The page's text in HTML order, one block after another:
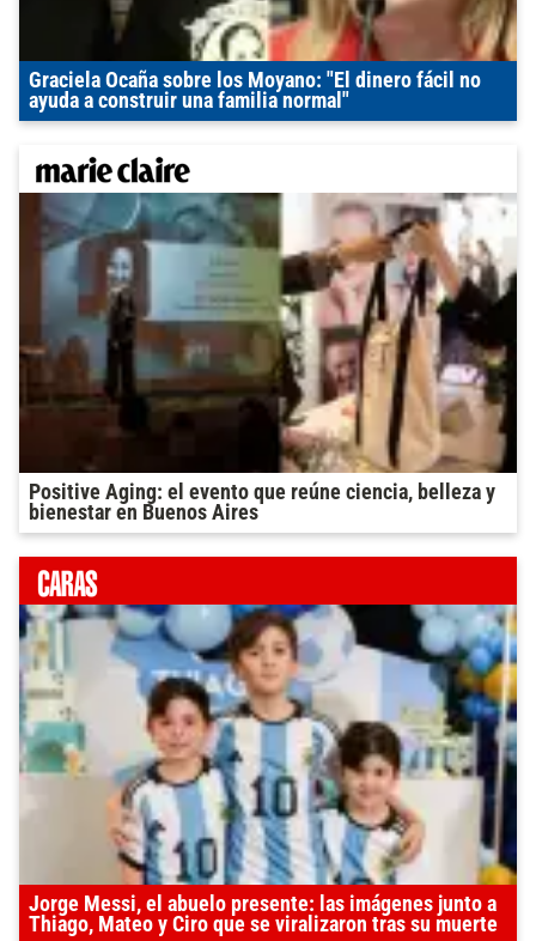
Graciela Ocaña sobre los Moyano: "El dinero fácil no
ayuda a construir una familia normal"
Positive Aging: el evento que reúne ciencia, belleza y
bienestar en Buenos Aires
Jorge Messi, el abuelo presente: las imágenes junto a
Thiago, Mateo y Ciro que se viralizaron tras su muerte